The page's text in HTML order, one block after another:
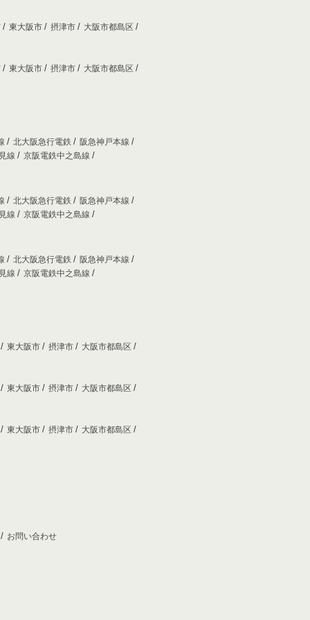
東大阪市 摂津市
大阪市都島区
東大阪市 摂津市
大阪市都島区
北大阪急行電鉄
阪急神戸本線
線
京阪電鉄中之島線
北大阪急行電鉄
阪急神戸本線
線
京阪電鉄中之島線
北大阪急行電鉄
阪急神戸本線
線
京阪電鉄中之島線
東大阪市 摂津市
大阪市都島区
東大阪市 摂津市
大阪市都島区
東大阪市 摂津市
大阪市都島区
お問い合わせ